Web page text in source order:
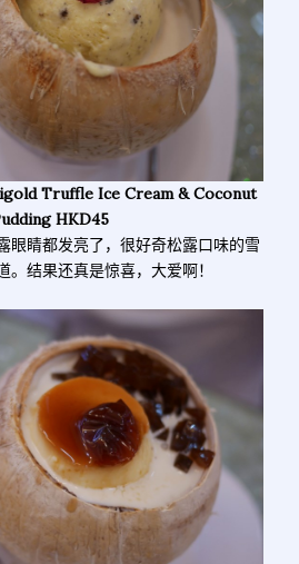
Truffle Ice Cream & Coconut
HKD45
眼睛都发亮了，很好奇松露口味的雪
。结果还真是惊喜，大爱啊！